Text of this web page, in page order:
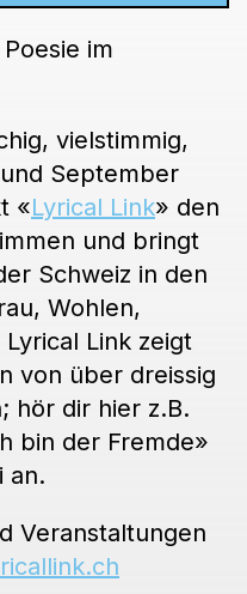
im
vielstimmig,
September
«Lyrical Link» den
und bringt
Schweiz in den
Wohlen,
Link zeigt
von über dreissig
hör dir hier z.B.
an.
Veranstaltungen